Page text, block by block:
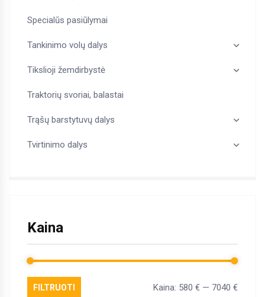
Specialūs pasiūlymai
Tankinimo volų dalys
Tikslioji žemdirbystė
Traktorių svoriai, balastai
Trąšų barstytuvų dalys
Tvirtinimo dalys
Kaina
FILTRUOTI Kaina: 580 € — 7040 €